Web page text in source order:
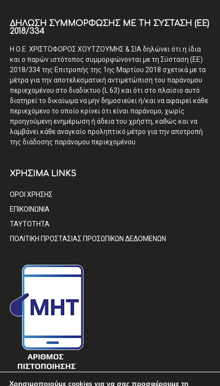
ΔΉΛΩΣΗ ΣΥΜΜΌΡΦΩΣΗΣ ΜΕ ΤΗ ΣΎΣΤΑΣΗ (ΕΕ)
2018/334
Η Ο.Ε. ΧΡΙΣΤΟΦΟΡΟΣ ΧΟΥΤΖΟΥΜΗΣ & ΣΙΑ δηλώνει ότι η ίδια
και ο παρών ιστότοπος συμμορφώνονται με τη Σύσταση (ΕΕ)
2018/334 της Επιτροπής της 1ης Μαρτίου 2018 σχετικά με τα
μέτρα για την αποτελεσματική αντιμετώπιση του παράνομου
περιεχομένου στο διαδίκτυο (L 63) και ότι στο πλαίσιο αυτό
διατηρεί το δικαίωμα να μην δημοσιεύει ή/και να αφαιρεί κάθε
περιεχόμενο το οποίο κρίνει ότι είναι παράνομο, χωρίς
προηγούμενη ενημέρωση ή άδεια του χρήστη, καθώς και να
λαμβάνει κάθε αναγκαίο προληπτικό μέτρο για την αποτροπή
της διάδοσης παράνομου περιεχομένου.
ΧΡΗΣΙΜΑ LINKS
ΟΡΟΙ ΧΡΗΣΗΣ
ΕΠΙΚΟΙΝΩΝΙΑ
ΤΑΥΤΟΤΗΤΑ
ΠΟΛΙΤΙΚΗ ΠΡΟΣΤΑΣΙΑΣ ΠΡΟΣΩΠΙΚΩΝ ΔΕΔΟΜΕΝΩΝ
Χρησιμοποιούμε cookies για να σας προσφέρουμε τη